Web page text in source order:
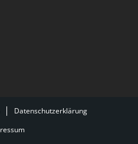
Datenschutzerklärung